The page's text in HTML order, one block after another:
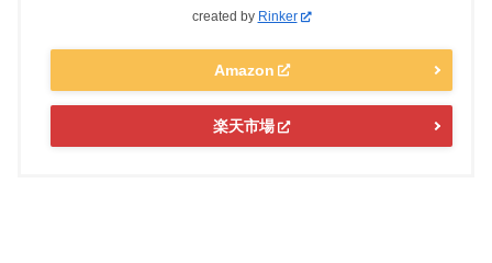
created by Rinker
Amazon
楽天市場